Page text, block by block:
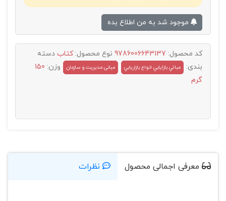
کد محصول: 9786006643137 نوع محصول:کتاب دسته
بندی:
مباتي بازايابي انواع بازاريابي مبانی مدیریت و سازمان وزن: 150
گرم
معرفی اجمالی محصول نظرات